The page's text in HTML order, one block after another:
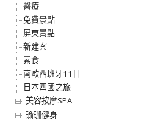
醫療
免費景點
屏東景點
新建案
素食
南歐西班牙11日
日本四國之旅
美容按摩SPA
瑜珈健身